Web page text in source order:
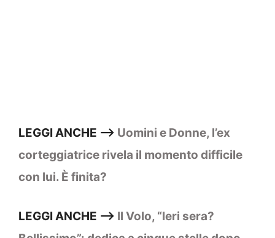
LEGGI ANCHE –> Uomini e Donne, l’ex
corteggiatrice rivela il momento difficile
con lui. È finita?
LEGGI ANCHE –> Il Volo, “Ieri sera?